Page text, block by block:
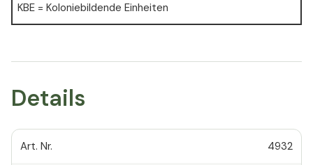
KBE = Koloniebildende Einheiten
Details
Art. Nr. 4932